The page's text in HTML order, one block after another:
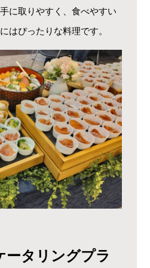
に取りやすく、食べやすい
はぴったりな料理です。
ータリングプラ